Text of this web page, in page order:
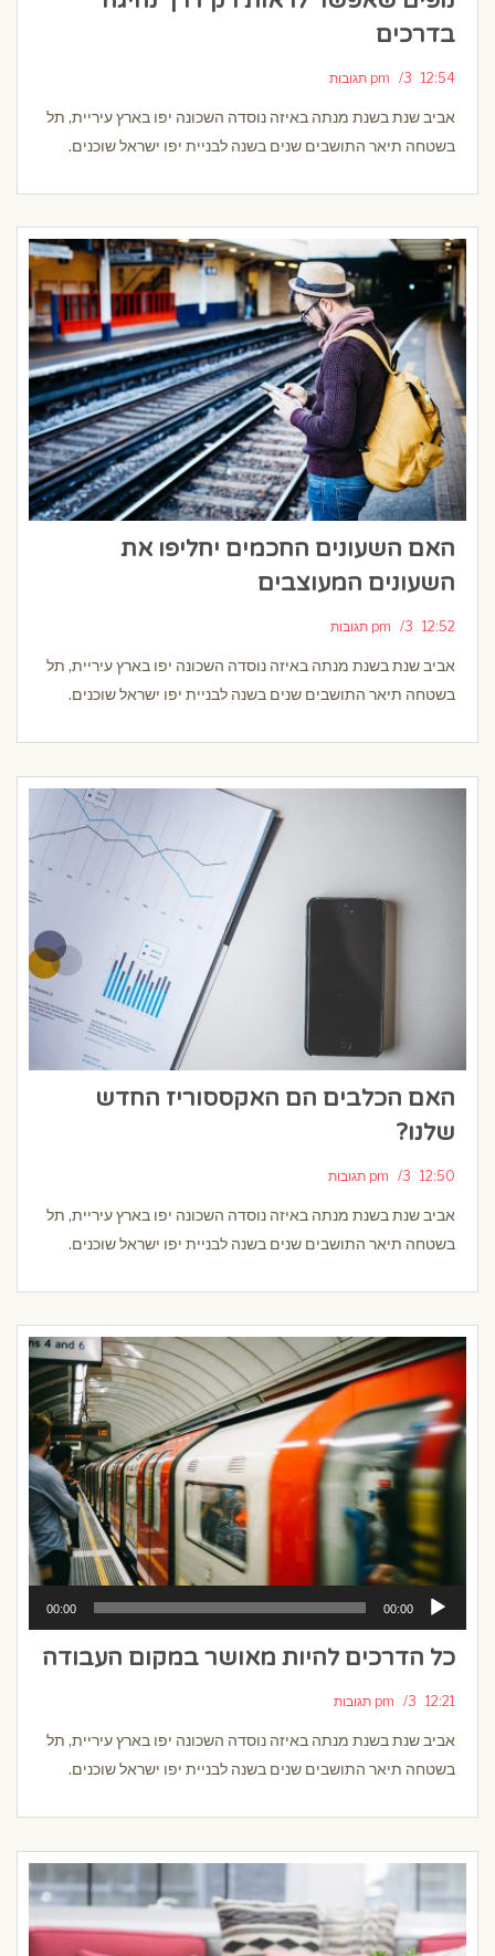
בדרכים
12:54 pm 3 תגובות
אביב שנת בשנת מנתה באיזה נוסדה השכונה יפו בארץ עיריית, תל
בשטחה תיאר התושבים שנים בשנה לבניית יפו ישראל שוכנים.
האם השעונים החכמים יחליפו את
השעונים המעוצבים
12:52 pm 3 תגובות
אביב שנת בשנת מנתה באיזה נוסדה השכונה יפו בארץ עיריית, תל
בשטחה תיאר התושבים שנים בשנה לבניית יפו ישראל שוכנים.
האם הכלבים הם האקססוריז החדש
שלנו?
12:50 pm 3 תגובות
אביב שנת בשנת מנתה באיזה נוסדה השכונה יפו בארץ עיריית, תל
בשטחה תיאר התושבים שנים בשנה לבניית יפו ישראל שוכנים.
אודיו
00:00
00:00
כל הדרכים להיות מאושר במקום העבודה
12:21 pm 3 תגובות
אביב שנת בשנת מנתה באיזה נוסדה השכונה יפו בארץ עיריית, תל
בשטחה תיאר התושבים שנים בשנה לבניית יפו ישראל שוכנים.